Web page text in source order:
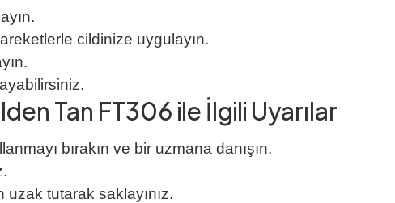
cildinize uygulayın.
Tan FT306 ile İlgili Uyarılar
bırakın ve bir uzmana danışın.
uzak tutarak saklayınız.